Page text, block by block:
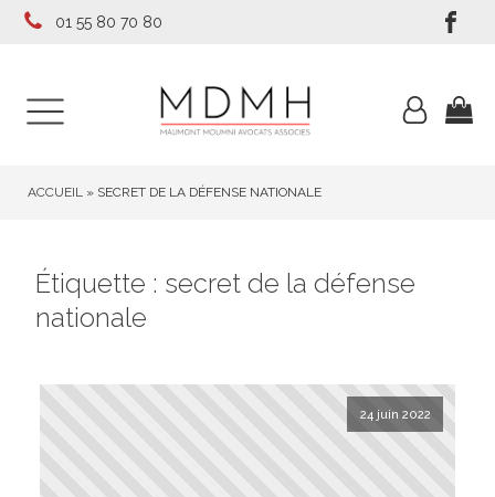
01 55 80 70 80
ACCUEIL » SECRET DE LA DÉFENSE NATIONALE
Étiquette : secret de la défense
nationale
24 juin 2022